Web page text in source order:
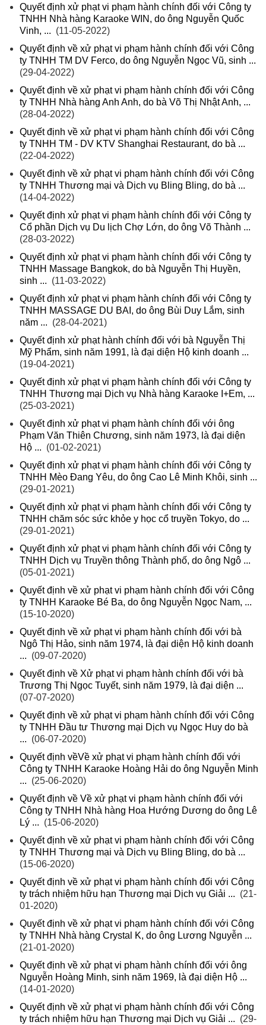
Quyết định xử phạt vi phạm hành chính đối với Công ty
TNHH Nhà hàng Karaoke WIN, do ông Nguyễn Quốc
Vinh, ... (11-05-2022)
Quyết định về xử phạt vi phạm hành chính đối với Công
ty TNHH TM DV Ferco, do ông Nguyễn Ngọc Vũ, sinh ...
(29-04-2022)
Quyết định về xử phạt vi phạm hành chính đối với Công
ty TNHH Nhà hàng Anh Anh, do bà Võ Thị Nhật Anh, ...
(28-04-2022)
Quyết định về xử phạt vi phạm hành chính đối với Công
ty TNHH TM - DV KTV Shanghai Restaurant, do bà ...
(22-04-2022)
Quyết định về xử phạt vi phạm hành chính đối với Công
ty TNHH Thương mại và Dịch vụ Bling Bling, do bà ...
(14-04-2022)
Quyết định xử phạt vi phạm hành chính đối với Công ty
Cổ phần Dịch vụ Du lịch Chợ Lớn, do ông Võ Thành ...
(28-03-2022)
Quyết định xử phạt vi phạm hành chính đối với Công ty
TNHH Massage Bangkok, do bà Nguyễn Thị Huyền,
sinh ... (11-03-2022)
Quyết định xử phạt vi phạm hành chính đối với Công ty
TNHH MASSAGE DU BAI, do ông Bùi Duy Lắm, sinh
năm ... (28-04-2021)
Quyết định xử phạt hành chính đối với bà Nguyễn Thị
Mỹ Phẩm, sinh năm 1991, là đại diện Hộ kinh doanh ...
(19-04-2021)
Quyết định xử phạt vi phạm hành chính đối với Công ty
TNHH Thương mại Dịch vụ Nhà hàng Karaoke I+Em, ...
(25-03-2021)
Quyết định xử phạt vi phạm hành chính đối với ông
Phạm Văn Thiên Chương, sinh năm 1973, là đại diện
Hộ ... (01-02-2021)
Quyết định xử phạt vi phạm hành chính đối với Công ty
TNHH Mèo Đang Yêu, do ông Cao Lê Minh Khôi, sinh ...
(29-01-2021)
Quyết định xử phạt vi phạm hành chính đối với Công ty
TNHH chăm sóc sức khỏe y học cổ truyền Tokyo, do ...
(29-01-2021)
Quyết định xử phạt vi phạm hành chính đối với Công ty
TNHH Dịch vụ Truyền thông Thành phố, do ông Ngô ...
(05-01-2021)
Quyết định về xử phạt vi phạm hành chính đối với Công
ty TNHH Karaoke Bé Ba, do ông Nguyễn Ngọc Nam, ...
(15-10-2020)
Quyết định về xử phạt vi phạm hành chính đối với bà
Ngô Thị Hảo, sinh năm 1974, là đại diện Hộ kinh doanh
... (09-07-2020)
Quyết định về Xử phạt vi phạm hành chính đối với bà
Trương Thị Ngọc Tuyết, sinh năm 1979, là đại diện ...
(07-07-2020)
Quyết định về xử phạt vi phạm hành chính đối với Công
ty TNHH Đầu tư Thương mại Dịch vụ Ngọc Huy do bà
... (06-07-2020)
Quyết định vềVề xử phạt vi phạm hành chính đối với
Công ty TNHH Karaoke Hoàng Hải do ông Nguyễn Minh
... (25-06-2020)
Quyết định về Về xử phạt vi phạm hành chính đối với
Công ty TNHH Nhà hàng Hoa Hướng Dương do ông Lê
Lý ... (15-06-2020)
Quyết định về xử phạt vi phạm hành chính đối với Công
ty TNHH Thương mại và Dịch vụ Bling Bling, do bà ...
(15-06-2020)
Quyết định về xử phạt vi phạm hành chính đối với Công
ty trách nhiệm hữu hạn Thương mại Dịch vụ Giải ... (21-
01-2020)
Quyết định về xử phạt vi phạm hành chính đối với Công
ty TNHH Nhà hàng Crystal K, do ông Lương Nguyễn ...
(21-01-2020)
Quyết định về xử phạt vi phạm hành chính đối với ông
Nguyễn Hoàng Minh, sinh năm 1969, là đại diện Hộ ...
(14-01-2020)
Quyết định về xử phạt vi phạm hành chính đối với Công
ty trách nhiệm hữu hạn Thương mại Dịch vụ Giải ... (29-